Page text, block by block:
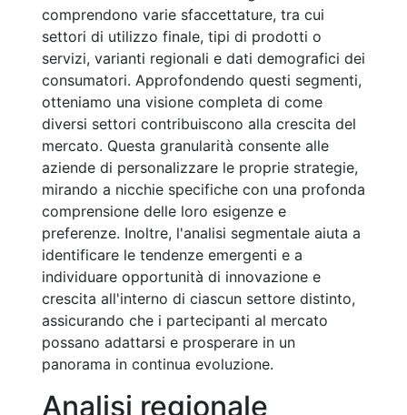
comprendono varie sfaccettature, tra cui
settori di utilizzo finale, tipi di prodotti o
servizi, varianti regionali e dati demografici dei
consumatori. Approfondendo questi segmenti,
otteniamo una visione completa di come
diversi settori contribuiscono alla crescita del
mercato. Questa granularità consente alle
aziende di personalizzare le proprie strategie,
mirando a nicchie specifiche con una profonda
comprensione delle loro esigenze e
preferenze. Inoltre, l'analisi segmentale aiuta a
identificare le tendenze emergenti e a
individuare opportunità di innovazione e
crescita all'interno di ciascun settore distinto,
assicurando che i partecipanti al mercato
possano adattarsi e prosperare in un
panorama in continua evoluzione.
Analisi regionale